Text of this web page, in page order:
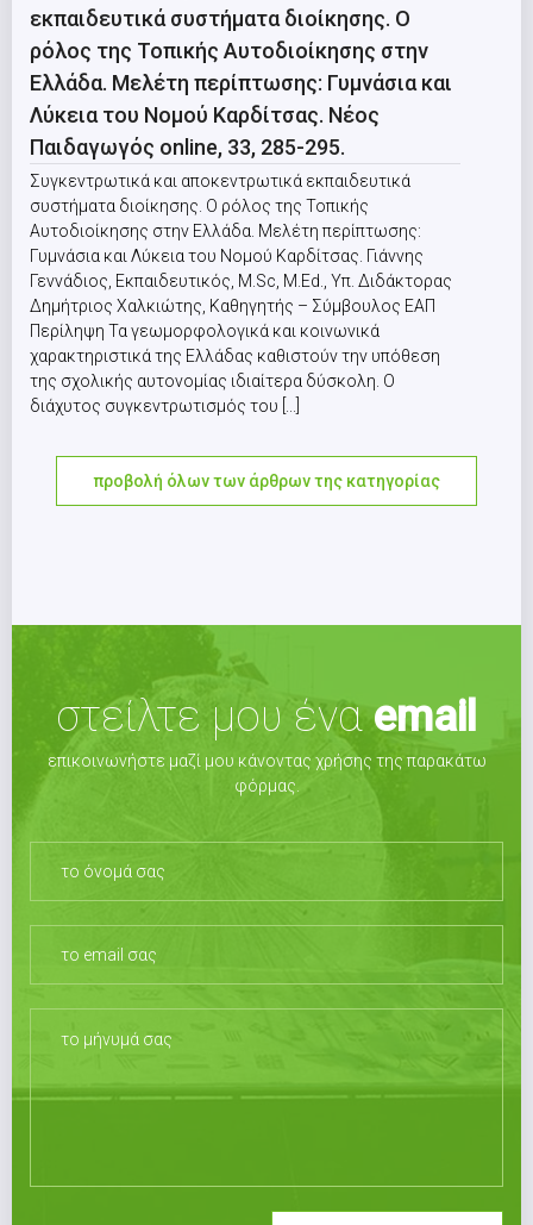
εκπαιδευτικά συστήματα διοίκησης. Ο
ρόλος της Τοπικής Αυτοδιοίκησης στην
Ελλάδα. Μελέτη περίπτωσης: Γυμνάσια και
Λύκεια του Νομού Καρδίτσας. Νέος
Παιδαγωγός online, 33, 285-295.
Συγκεντρωτικά και αποκεντρωτικά εκπαιδευτικά
συστήματα διοίκησης. Ο ρόλος της Τοπικής
Αυτοδιοίκησης στην Ελλάδα. Μελέτη περίπτωσης:
Γυμνάσια και Λύκεια του Νομού Καρδίτσας. Γιάννης
Γεννάδιος, Εκπαιδευτικός, M.Sc, M.Εd., Υπ. Διδάκτορας
Δημήτριος Χαλκιώτης, Καθηγητής – Σύμβουλος ΕΑΠ
Περίληψη Τα γεωμορφολογικά και κοινωνικά
χαρακτηριστικά της Ελλάδας καθιστούν την υπόθεση
της σχολικής αυτονομίας ιδιαίτερα δύσκολη. Ο
διάχυτος συγκεντρωτισμός του [...]
προβολή όλων των άρθρων της κατηγορίας
στείλτε μου έναemail
επικοινωνήστε μαζί μου κάνοντας χρήσης της παρακάτω
φόρμας.